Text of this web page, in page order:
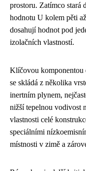
prostoru. Zatímco stará
hodnotu U kolem pěti
dosahují hodnot pod
izolačních vlastností.
Klíčovou komponentou
se skládá z několika
inertním plynem,
nižší tepelnou vodivost
vlastnosti celé
speciálními
místnosti v zimě a